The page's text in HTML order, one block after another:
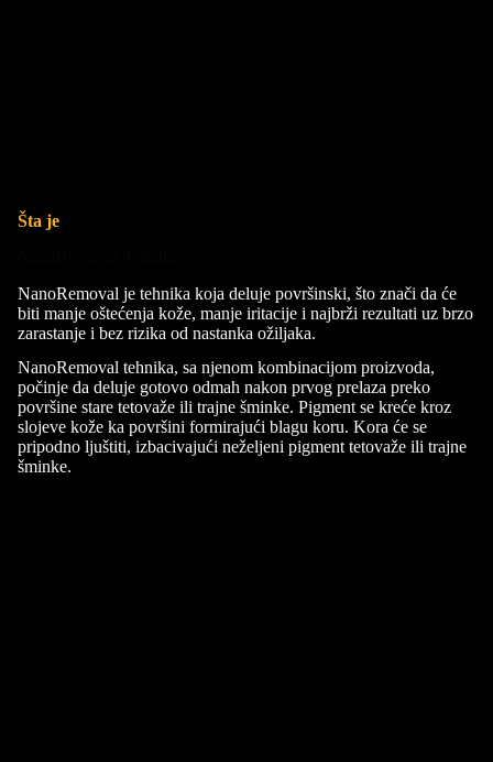
Šta je
NanoRemoval je tehnika koja deluje površinski, što znači da će
biti manje oštećenja kože, manje iritacije i najbrži rezultati uz brzo
zarastanje i bez rizika od nastanka ožiljaka.
NanoRemoval tehnika, sa njenom kombinacijom proizvoda,
počinje da deluje gotovo odmah nakon prvog prelaza preko
površine stare tetovaže ili trajne šminke. Pigment se kreće kroz
slojeve kože ka površini formirajući blagu koru. Kora će se
pripodno ljuštiti, izbacivajući neželjeni pigment tetovaže ili trajne
šminke.